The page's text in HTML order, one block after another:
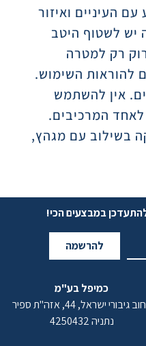
העיניים ואיזור
יש לשטוף היטב
רק למטרה
להוראות השימוש.
אין להשתמש
המרכיבים.
בשילוב עם מגהץ,
במבצעים הכי!
להרשמה
כמיפל בע"מ
גיבורי ישראל, 44, אזה"ת ספיר
נתניה 4250432